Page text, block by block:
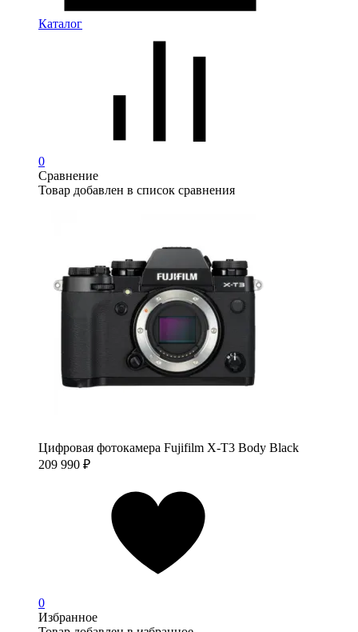
Каталог
0
Сравнение
Товар добавлен в список сравнения
Цифровая фотокамера Fujifilm X-T3 Body Black
209 990 ₽
0
Избранное